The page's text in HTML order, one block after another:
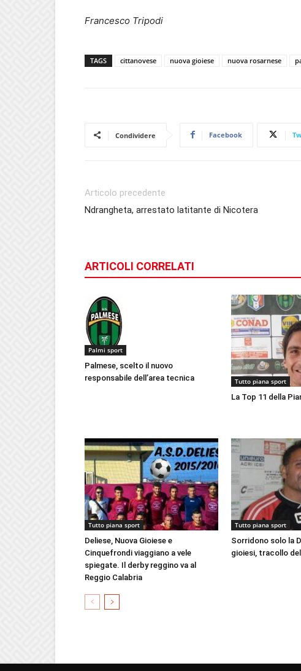
Francesco Tripodi
TAGS cittanovese nuova gioiese nuova rosarnese
Condividere Facebook
Articolo precedente
Ndrangheta, arrestato latitante di Nicotera
ARTICOLI CORRELATI
Palmi sport
Palmese, scelto il nuovo
responsabile dell’area tecnica
Tutto piana sport
La Top 11 della
Tutto piana sport
Deliese, Nuova Gioiese e
Cinquefrondi viaggiano a vele
spiegate. Il derby reggino va al
Reggio Calabria
Tutto piana sport
Sorridono solo la
gioiesi, tracollo